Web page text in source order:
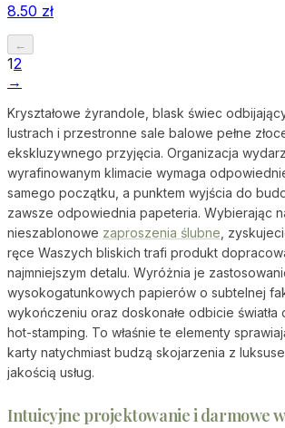
8.50 zł
←
12
→
Kryształowe żyrandole, blask świec
lustrach i przestronne sale balowe pełne
ekskluzywnego przyjęcia. Organizacja
wyrafinowanym klimacie wymaga
samego początku, a punktem wyjścia do
zawsze odpowiednia papeteria. Wybierając
nieszablonowe zaproszenia ślubne ,
ręce Waszych bliskich trafi produkt
najmniejszym detalu. Wyróżnia je
wysokogatunkowych papierów o subtelnej
wykończeniu oraz doskonałe odbicie światła
hot-stamping. To właśnie te elementy
karty natychmiast budzą skojarzenia z
jakością usług.
Intuicyjne projektowanie i darmowe